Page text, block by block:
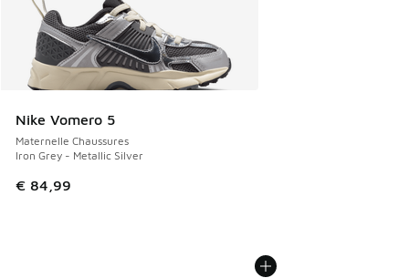
Nike Vomero 5
Maternelle Chaussures
Iron Grey - Metallic Silver
€ 84,99